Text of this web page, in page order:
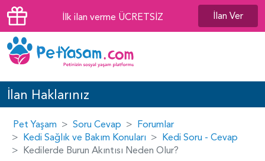
İlk ilan verme ÜCRETSİZ İlan Ver
İlan Haklarınız
Pet Yaşam Soru Cevap
Forumlar
Kedi Sağlık ve Bakım Konuları
Kedi Soru - Cevap
Kedilerde Burun Akıntısı Neden Olur?